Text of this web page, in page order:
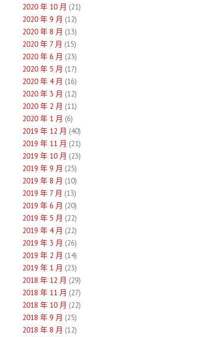
2020 年 10 月 (21)
2020 年 9 月 (12)
2020 年 8 月 (13)
2020 年 7 月 (15)
2020 年 6 月 (23)
2020 年 5 月 (17)
2020 年 4 月 (16)
2020 年 3 月 (12)
2020 年 2 月 (11)
2020 年 1 月 (6)
2019 年 12 月 (40)
2019 年 11 月 (21)
2019 年 10 月 (23)
2019 年 9 月 (25)
2019 年 8 月 (10)
2019 年 7 月 (13)
2019 年 6 月 (20)
2019 年 5 月 (22)
2019 年 4 月 (22)
2019 年 3 月 (26)
2019 年 2 月 (14)
2019 年 1 月 (23)
2018 年 12 月 (29)
2018 年 11 月 (27)
2018 年 10 月 (22)
2018 年 9 月 (25)
2018 年 8 月 (12)